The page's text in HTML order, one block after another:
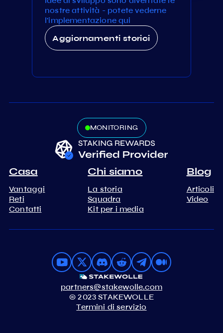
nostre attività - potete vederne
l'implementazione qui
Aggiornamenti storici
MONITORING
Casa
Vantaggi
Reti
Contatti
Chi siamo
La storia
Squadra
Kit per i media
Blog
Articoli
Video
partners@stakewolle.com
© 2023 STAKEWOLLE
Termini di servizio